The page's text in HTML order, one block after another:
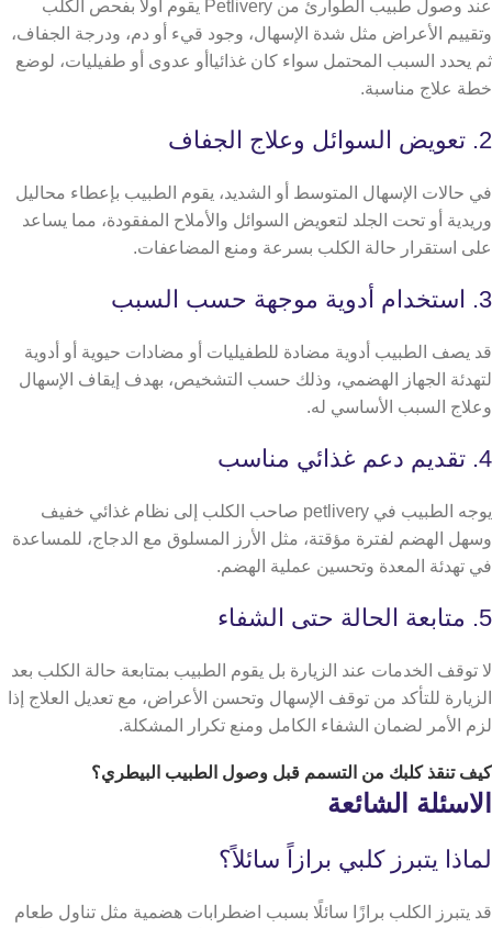
عند وصول طبيب الطوارئ من Petlivery يقوم اولا بفحص الكلب
وتقييم الأعراض مثل شدة الإسهال، وجود قيء أو دم، ودرجة الجفاف،
ثم يحدد السبب المحتمل سواء كان غذائياأو عدوى أو طفيليات، لوضع
خطة علاج مناسبة.
2. تعويض السوائل وعلاج الجفاف
في حالات الإسهال المتوسط أو الشديد، يقوم الطبيب بإعطاء محاليل
وريدية أو تحت الجلد لتعويض السوائل والأملاح المفقودة، مما يساعد
على استقرار حالة الكلب بسرعة ومنع المضاعفات.
3. استخدام أدوية موجهة حسب السبب
قد يصف الطبيب أدوية مضادة للطفيليات أو مضادات حيوية أو أدوية
لتهدئة الجهاز الهضمي، وذلك حسب التشخيص، بهدف إيقاف الإسهال
وعلاج السبب الأساسي له.
4. تقديم دعم غذائي مناسب
يوجه الطبيب في petlivery صاحب الكلب إلى نظام غذائي خفيف
وسهل الهضم لفترة مؤقتة، مثل الأرز المسلوق مع الدجاج، للمساعدة
في تهدئة المعدة وتحسين عملية الهضم.
5. متابعة الحالة حتى الشفاء
لا توقف الخدمات عند الزيارة بل يقوم الطبيب بمتابعة حالة الكلب بعد
الزيارة للتأكد من توقف الإسهال وتحسن الأعراض، مع تعديل العلاج إذا
لزم الأمر لضمان الشفاء الكامل ومنع تكرار المشكلة.
كيف تنقذ كلبك من التسمم قبل وصول الطبيب البيطري؟
الاسئلة الشائعة
لماذا يتبرز كلبي برازاً سائلاً؟
قد يتبرز الكلب برازًا سائلًا بسبب اضطرابات هضمية مثل تناول طعام